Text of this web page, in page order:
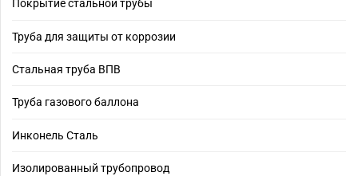
Покрытие стальной трубы
Труба для защиты от коррозии
Стальная труба ВПВ
Труба газового баллона
Инконель Сталь
Изолированный трубопровод